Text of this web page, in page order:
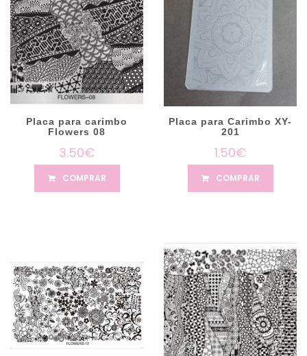
Placa para carimbo
Flowers 08
3.50€
COMPRAR
Placa para Carimbo XY-
201
1.50€
COMPRAR